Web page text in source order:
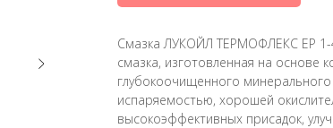
Смазка ЛУКОЙЛ ТЕРМОФЛЕКС ЕР 1-
смазка, изготовленная на основе
глубокоочищенного
испаряемостью, хорошей
высокоэффективных присадок,